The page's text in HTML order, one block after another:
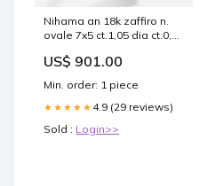
Nihama an 18k zaffiro n.
ovale 7x5 ct.1,05 dia ct.0,16
- Valet tray - Antracite
US$ 901.00
Min. order: 1 piece
★★★★★ 4.9 (29 reviews)
Sold : Login>>